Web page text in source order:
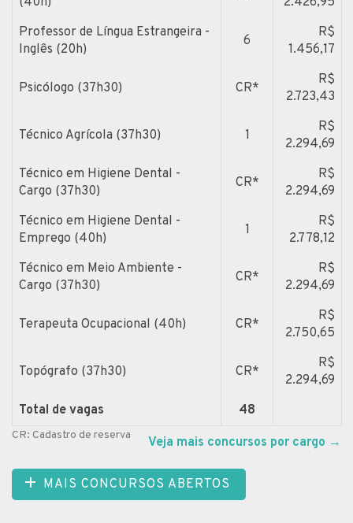
Professor de Língua Estrangeira -
Inglês (20h)
6
R$
1.456,17
Psicólogo (37h30) CR*
R$
2.723,43
Técnico Agrícola (37h30) 1
R$
2.294,69
Técnico em Higiene Dental -
Cargo (37h30)
CR*
R$
2.294,69
Técnico em Higiene Dental -
Emprego (40h)
1
R$
2.778,12
Técnico em Meio Ambiente -
Cargo (37h30)
CR*
R$
2.294,69
Terapeuta Ocupacional (40h) CR*
R$
2.750,65
Topógrafo (37h30) CR*
R$
2.294,69
Total de vagas
48
CR: Cadastro de reserva Veja mais concursos por cargo →
MAIS CONCURSOS ABERTOS